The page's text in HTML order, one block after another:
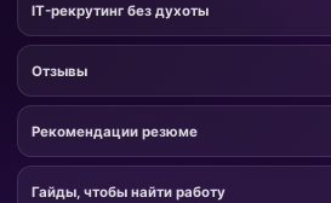
IT-рекрутинг без духоты
Отзывы
Рекомендации резюме
Гайды, чтобы найти работу